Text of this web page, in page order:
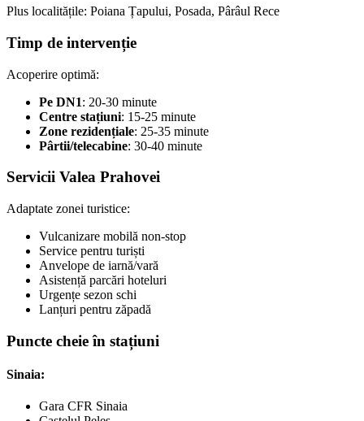
Plus localitățile: Poiana Țapului, Posada, Pârâul Rece
Timp de intervenție
Acoperire optimă:
Pe DN1: 20-30 minute
Centre stațiuni: 15-25 minute
Zone rezidențiale: 25-35 minute
Pârtii/telecabine: 30-40 minute
Servicii Valea Prahovei
Adaptate zonei turistice:
Vulcanizare mobilă non-stop
Service pentru turiști
Anvelope de iarnă/vară
Asistență parcări hoteluri
Urgențe sezon schi
Lanțuri pentru zăpadă
Puncte cheie în stațiuni
Sinaia:
Gara CFR Sinaia